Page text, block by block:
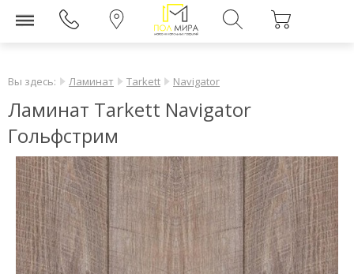
Вы здесь: Ламинат Tarkett Navigator
Ламинат Tarkett Navigator
Гольфстрим